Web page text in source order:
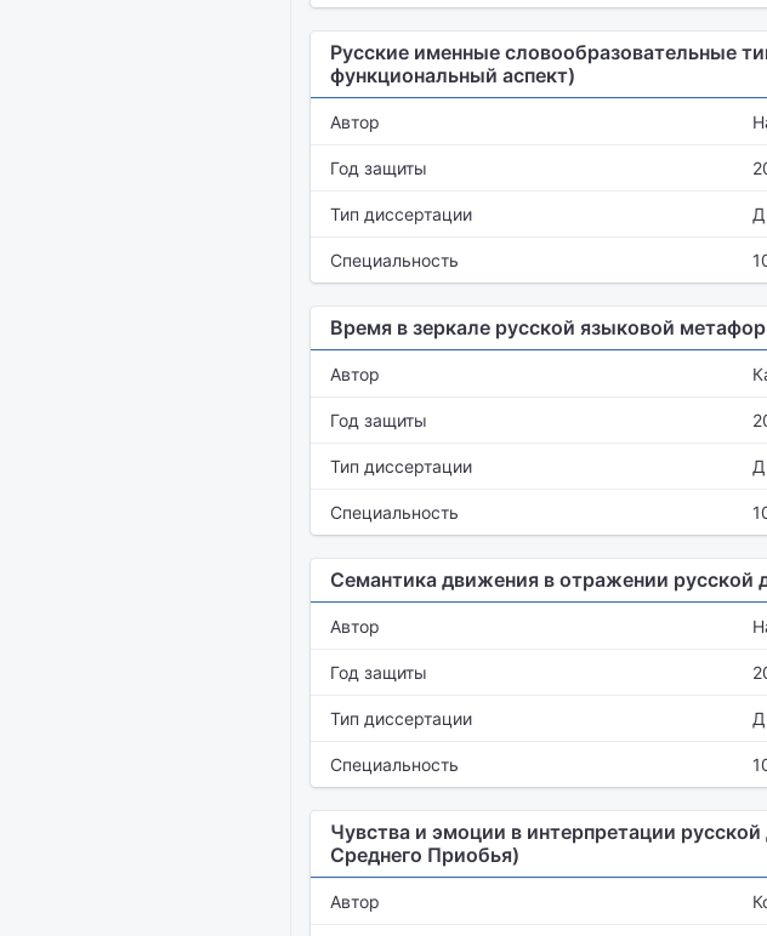
Русские именные словообразовательные
функциональный аспект)
Автор
Год защиты
Тип диссертации
Специальность
Время в зеркале русской языковой
Автор
Год защиты
Тип диссертации
Специальность
Семантика движения в отражении русской
Автор
Год защиты
Тип диссертации
Специальность
Чувства и эмоции в интерпретации
Среднего Приобья)
Автор